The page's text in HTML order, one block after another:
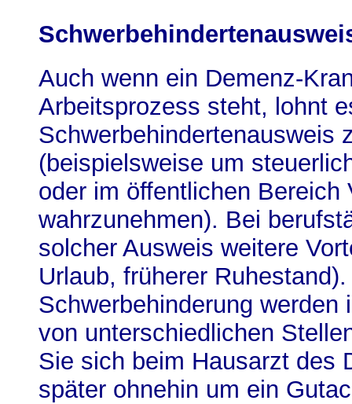
Auch wenn ein Demenz-
Arbeitsprozess steht, lohnt
Schwerbehindertenausweis
(beispielsweise um
oder im öffentlichen Bereich
wahrzunehmen). Bei
solcher Ausweis weitere
Urlaub, früherer
Schwerbehinderung werden
von unterschiedlichen
Sie sich beim Hausarzt des
später ohnehin um ein